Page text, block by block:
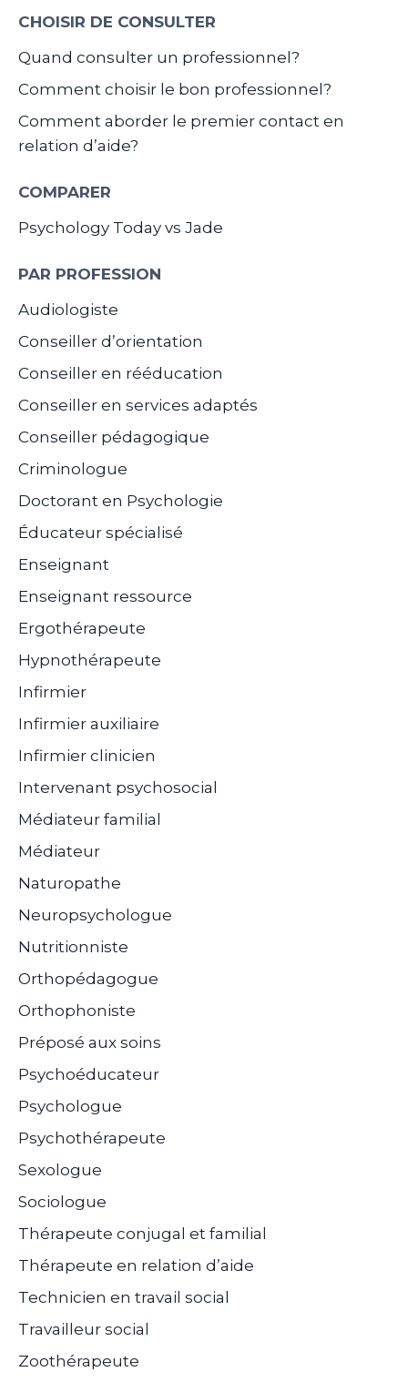
CHOISIR DE CONSULTER
Quand consulter un professionnel?
Comment choisir le bon professionnel?
Comment aborder le premier contact en
relation d’aide?
COMPARER
Psychology Today vs Jade
PAR PROFESSION
Audiologiste
Conseiller d’orientation
Conseiller en rééducation
Conseiller en services adaptés
Conseiller pédagogique
Criminologue
Doctorant en Psychologie
Éducateur spécialisé
Enseignant
Enseignant ressource
Ergothérapeute
Hypnothérapeute
Infirmier
Infirmier auxiliaire
Infirmier clinicien
Intervenant psychosocial
Médiateur familial
Médiateur
Naturopathe
Neuropsychologue
Nutritionniste
Orthopédagogue
Orthophoniste
Préposé aux soins
Psychoéducateur
Psychologue
Psychothérapeute
Sexologue
Sociologue
Thérapeute conjugal et familial
Thérapeute en relation d’aide
Technicien en travail social
Travailleur social
Zoothérapeute